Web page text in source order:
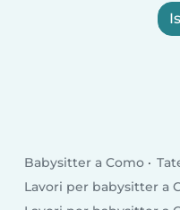
Babysitter a Como
Lavori per babysitter a